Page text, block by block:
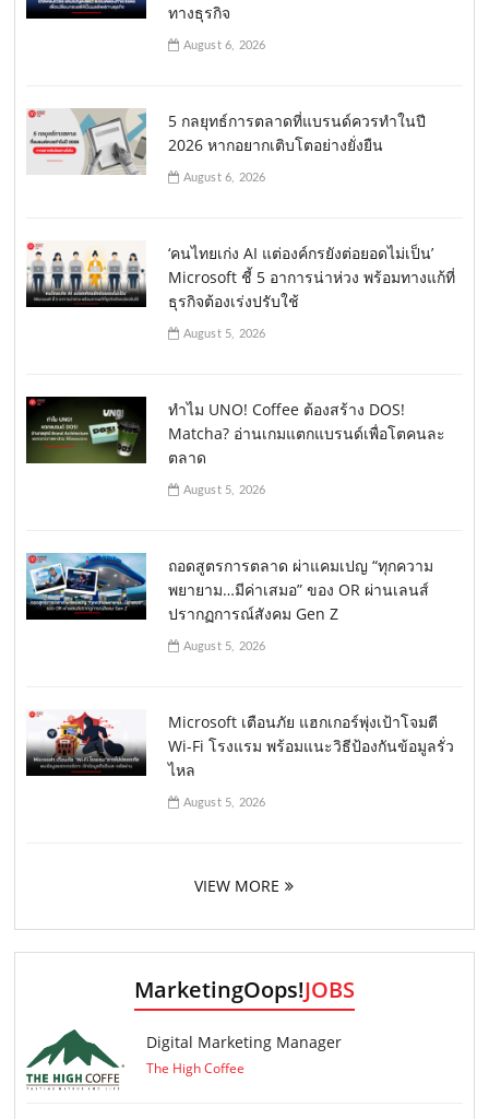
ทางธุรกิจ
August 6, 2026
5 กลยุทธ์การตลาดที่แบรนด์ควรทำในปี
2026 หากอยากเติบโตอย่างยั่งยืน
August 6, 2026
‘คนไทยเก่ง AI แต่องค์กรยังต่อยอดไม่เป็น’
Microsoft ชี้ 5 อาการน่าห่วง พร้อมทางแก้ที่
ธุรกิจต้องเร่งปรับใช้
August 5, 2026
ทำไม UNO! Coffee ต้องสร้าง DOS!
Matcha? อ่านเกมแตกแบรนด์เพื่อโตคนละ
ตลาด
August 5, 2026
ถอดสูตรการตลาด ผ่าแคมเปญ “ทุกความ
พยายาม…มีค่าเสมอ” ของ OR ผ่านเลนส์
ปรากฏการณ์สังคม Gen Z
August 5, 2026
Microsoft เตือนภัย แฮกเกอร์พุ่งเป้าโจมตี
Wi-Fi โรงแรม พร้อมแนะวิธีป้องกันข้อมูลรั่ว
ไหล
August 5, 2026
VIEW MORE
MarketingOops!JOBS
Digital Marketing Manager
The High Coffee